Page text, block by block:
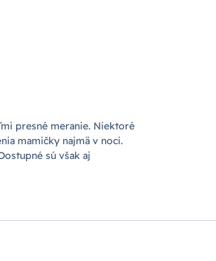
presné meranie. Niektoré
mamičky najmä v noci.
sú však aj